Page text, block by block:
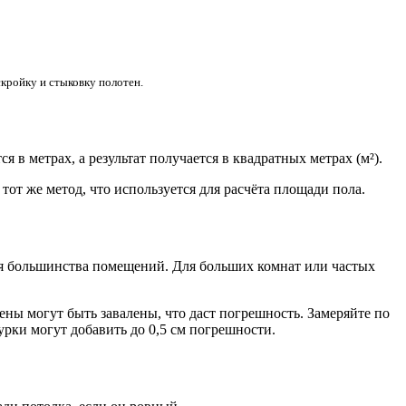
и стыковку полотен.
метрах, а результат получается в квадратных метрах (м²).
же метод, что используется для расчёта площади пола.
большинства помещений. Для больших комнат или частых
могут быть завалены, что даст погрешность. Замеряйте по
могут добавить до 0,5 см погрешности.